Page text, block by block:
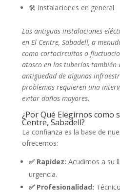
🛠️ Instalaciones en general
Las antiguas instalaciones
en El Centre, Sabadell, a
como cortocircuitos o
atasco en las tuberías también
antigüedad de algunas
problemas requieren una
evitar daños mayores.
¿Por Qué Elegirnos como
Centre, Sabadell?
La confianza es la base de
ofrecemos:
✅ Rapidez: Acudimos a su
urgencia.
✅ Profesionalidad: